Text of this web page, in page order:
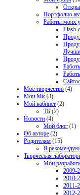
Портфолио
Работы моих
Flash-
Мое творчество (4)
Мои Мк (3)
Мой кабинет (2)
ТБ (2)
Новости (4)
Мой блог (1)
Об авторе (2)
Родителям (15)
Я
Творческая
Мои
2009-
2010-
2011-
2012-